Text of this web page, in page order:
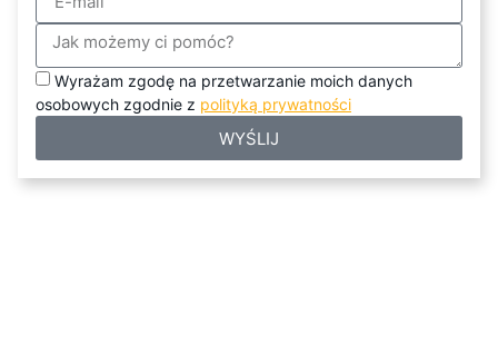
Wyrażam zgodę na przetwarzanie moich danych
osobowych zgodnie z polityką prywatności
WYŚLIJ